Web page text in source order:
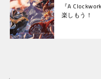
『A
楽しもう！